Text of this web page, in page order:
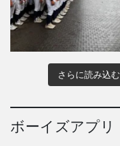
さらに読み込む
ボーイズアプリ